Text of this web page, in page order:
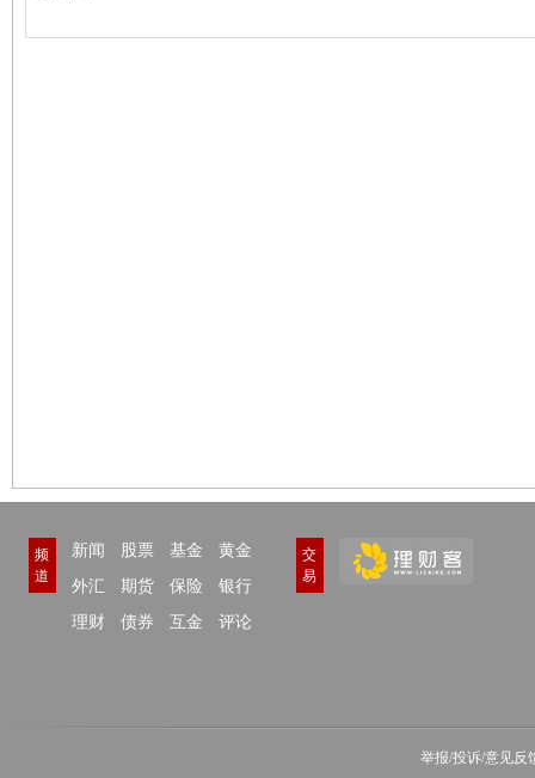
频
道
新闻 股票 基金
黄金
外汇
期货 保险
银行
理财
债券 互金 评论
交
易
举报/投诉/意见反